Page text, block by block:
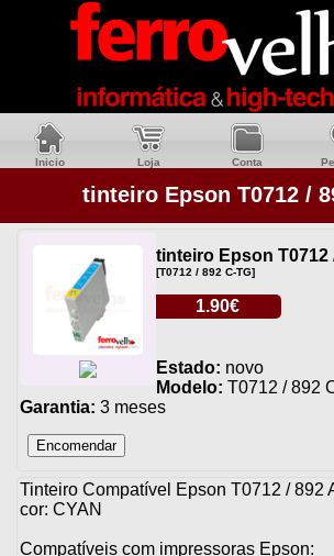
Inicio Loja Conta
tinteiro Epson T0712 /
tinteiro Epson T0712
[T0712 / 892 C-TG]
1.90€
Estado: novo
Modelo: T0712 / 892
Garantia: 3 meses
Tinteiro Compatível Epson T0712 / 892
cor: CYAN
Compatíveis com impressoras Epson: